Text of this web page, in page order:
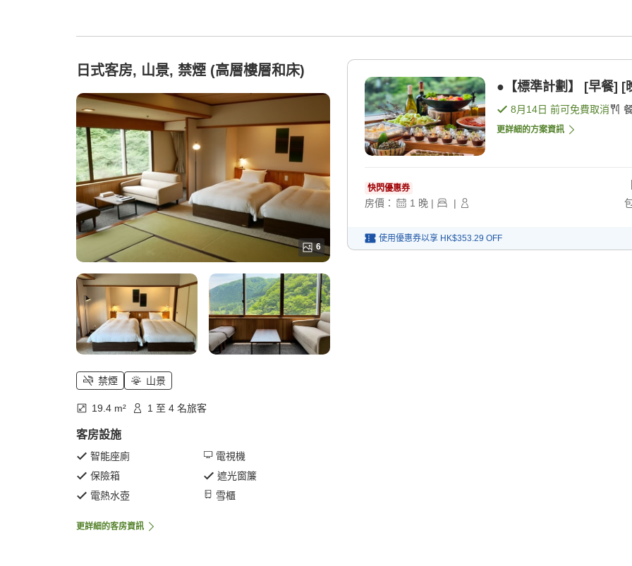
日式客房, 山景, 禁煙 (高層樓層和床)
6
禁煙 山景
19.4 m² 1 至 4 名旅客
客房設施
智能座廁
電視機
保險箱
遮光窗簾
電熱水壺
雪櫃
更詳細的客房資訊
●【標準計劃】 [早餐] [
8月14日 前可免費取消
更詳細的方案資訊
快閃優惠券
房價： 1 晚 | |
使用優惠券以享 HK$353.29 OFF